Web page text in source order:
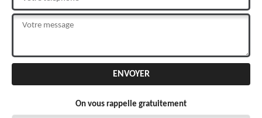
On vous rappelle gratuitement